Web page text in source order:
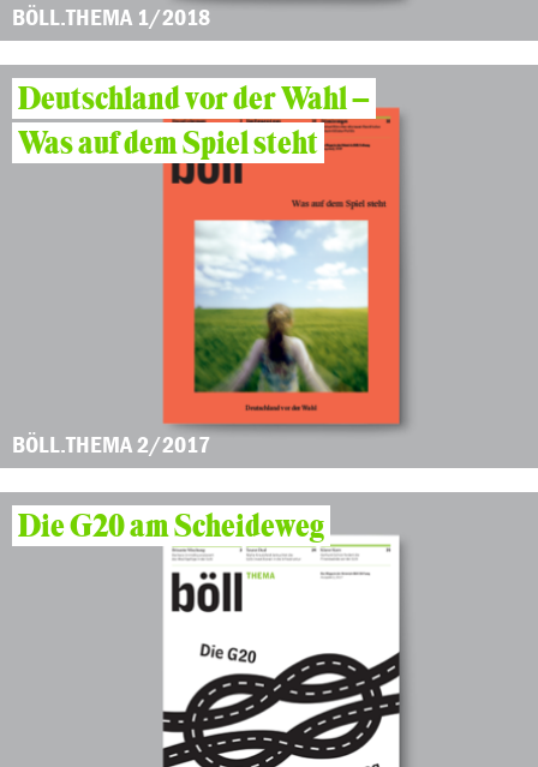
BÖLL.THEMA 1/2018
Deutschland vor der Wahl –
Was auf dem Spiel steht
BÖLL.THEMA 2/2017
Die G20 am Scheideweg